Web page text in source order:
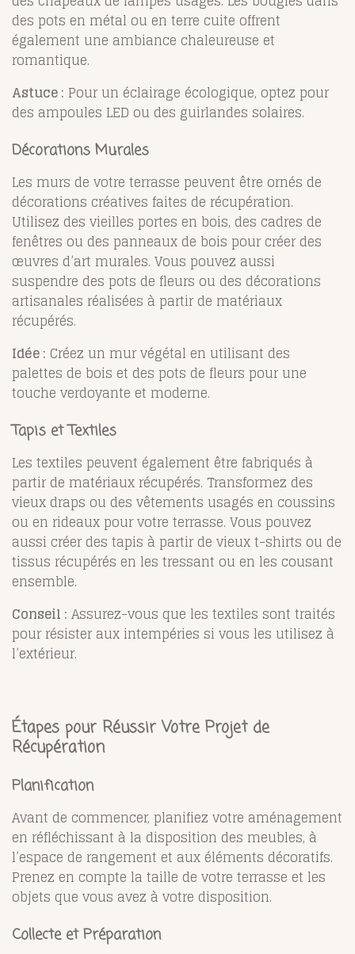
des pots en métal ou en terre cuite offrent
également une ambiance chaleureuse et
romantique.
Astuce : Pour un éclairage écologique, optez pour
des ampoules LED ou des guirlandes solaires.
Décorations Murales
Les murs de votre terrasse peuvent être ornés de
décorations créatives faites de récupération.
Utilisez des vieilles portes en bois, des cadres de
fenêtres ou des panneaux de bois pour créer des
œuvres d’art murales. Vous pouvez aussi
suspendre des pots de fleurs ou des décorations
artisanales réalisées à partir de matériaux
récupérés.
Idée : Créez un mur végétal en utilisant des
palettes de bois et des pots de fleurs pour une
touche verdoyante et moderne.
Tapis et Textiles
Les textiles peuvent également être fabriqués à
partir de matériaux récupérés. Transformez des
vieux draps ou des vêtements usagés en coussins
ou en rideaux pour votre terrasse. Vous pouvez
aussi créer des tapis à partir de vieux t-shirts ou de
tissus récupérés en les tressant ou en les cousant
ensemble.
Conseil : Assurez-vous que les textiles sont traités
pour résister aux intempéries si vous les utilisez à
l’extérieur.
Étapes pour Réussir Votre Projet de
Récupération
Planification
Avant de commencer, planifiez votre aménagement
en réfléchissant à la disposition des meubles, à
l’espace de rangement et aux éléments décoratifs.
Prenez en compte la taille de votre terrasse et les
objets que vous avez à votre disposition.
Collecte et Préparation